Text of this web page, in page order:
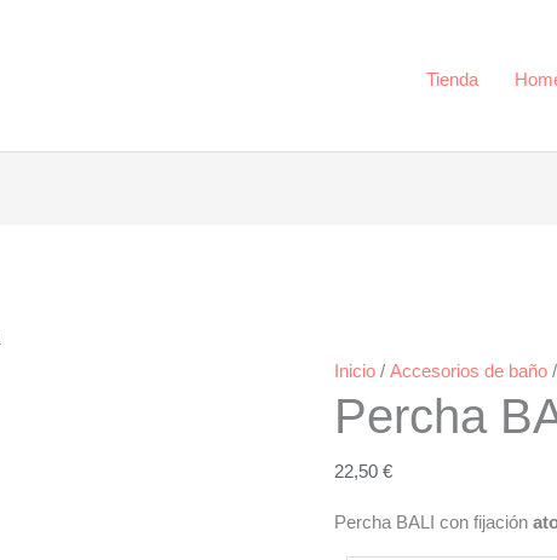
Tienda
Inicio / Accesorios de baño /
Percha
22,50 €
Percha BALI con fijación